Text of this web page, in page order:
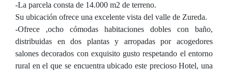
-La parcela consta de 14.000 m2 de terreno.
Su ubicación ofrece una excelente vista del valle de Zureda.
-Ofrece ,ocho cómodas habitaciones dobles con baño,
distribuidas en dos plantas y arropadas por acogedores
salones decorados con exquisito gusto respetando el entorno
rural en el que se encuentra ubicado este precioso Hotel, una